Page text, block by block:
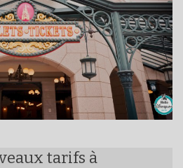
tarifs à